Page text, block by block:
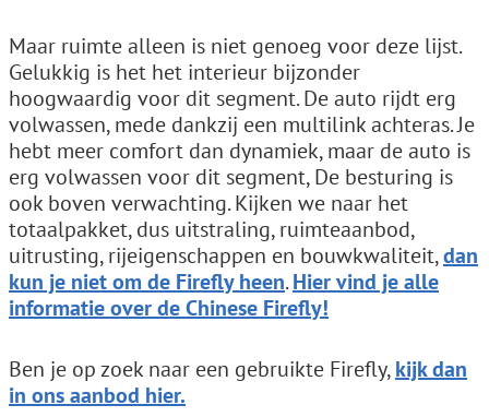
Maar ruimte alleen is niet genoeg voor deze lijst.
Gelukkig is het het interieur bijzonder
hoogwaardig voor dit segment. De auto rijdt erg
volwassen, mede dankzij een multilink achteras. Je
hebt meer comfort dan dynamiek, maar de auto is
erg volwassen voor dit segment, De besturing is
ook boven verwachting. Kijken we naar het
totaalpakket, dus uitstraling, ruimteaanbod,
uitrusting, rijeigenschappen en bouwkwaliteit,dan
kun je niet om de Firefly heen.Hier vind je alle
informatie over de Chinese Firefly!
Ben je op zoek naar een gebruikte Firefly,kijk dan
in ons aanbod hier.